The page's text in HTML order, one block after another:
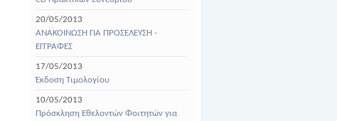
20/05/2013
ΑΝΑΚΟΙΝΩΣΗ ΓΙΑ ΠΡΟΣΕΛΕΥΣΗ -
ΕΓΓΡΑΦΕΣ
17/05/2013
Έκδοση Τιμολογίου
10/05/2013
Πρόσκληση Εθελοντών Φοιτητών για